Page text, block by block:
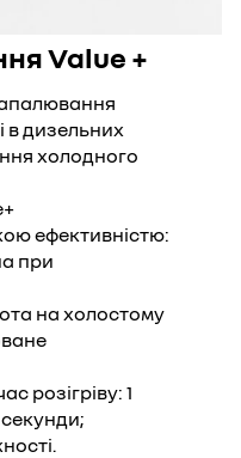
Value +
в дизельних
холодного
ефективністю:
при
на холостому
розігріву: 1